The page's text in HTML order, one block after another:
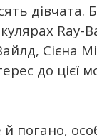
дівчата.
Сієна
до цієї
погано,